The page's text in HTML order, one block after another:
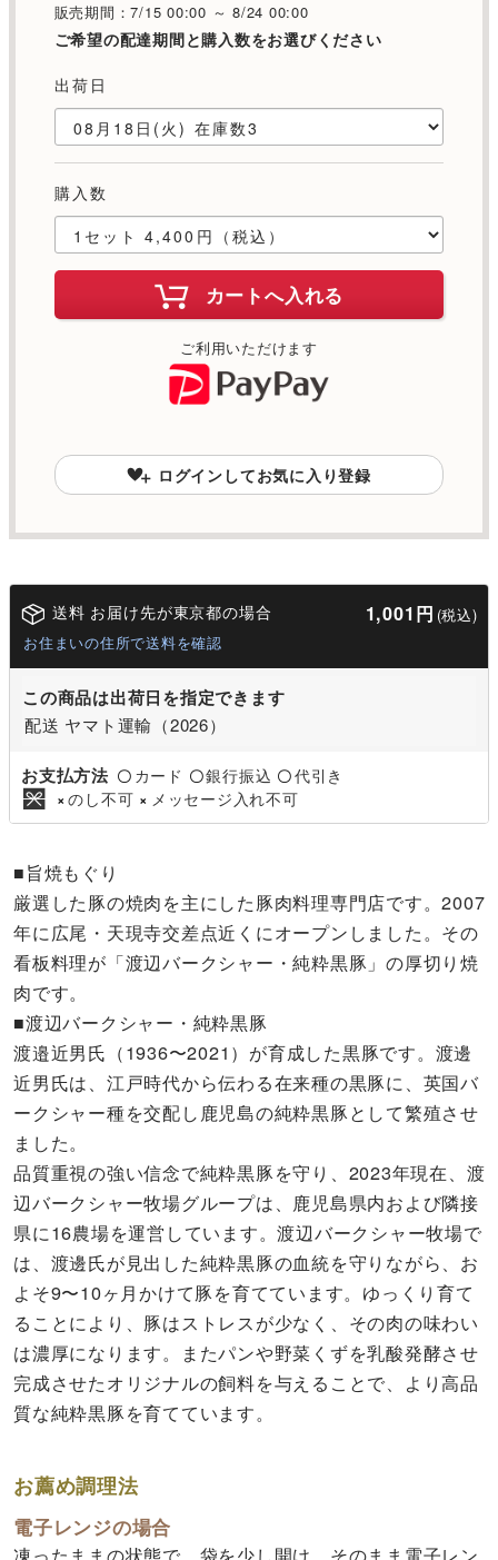
販売期間：7/15 00:00 ～ 8/24 00:00
ご希望の配達期間と購入数をお選びください
出荷日
購入数
カートへ入れる
ご利用いただけます
ログインしてお気に入り登録
送料 お届け先が東京都の場合 1,001円 (税込)
お住まいの住所で送料を確認
この商品は出荷日を指定できます
配送 ヤマト運輸（2026）
お支払方法 〇 カード 〇銀行振込 〇代引き
× のし不可 × メッセージ入れ不可
■旨焼もぐり
厳選した豚の焼肉を主にした豚肉料理専門店です。2007
年に広尾・天現寺交差点近くにオープンしました。その
看板料理が「渡辺バークシャー・純粋黒豚」の厚切り焼
肉です。
■渡辺バークシャー・純粋黒豚
渡邉近男氏（1936〜2021）が育成した黒豚です。渡邊
近男氏は、江戸時代から伝わる在来種の黒豚に、英国バ
ークシャー種を交配し鹿児島の純粋黒豚として繁殖させ
ました。
品質重視の強い信念で純粋黒豚を守り、2023年現在、渡
辺バークシャー牧場グループは、鹿児島県内および隣接
県に16農場を運営しています。渡辺バークシャー牧場で
は、渡邊氏が見出した純粋黒豚の血統を守りながら、お
よそ9〜10ヶ月かけて豚を育てています。ゆっくり育て
ることにより、豚はストレスが少なく、その肉の味わい
は濃厚になります。またパンや野菜くずを乳酸発酵させ
完成させたオリジナルの飼料を与えることで、より高品
質な純粋黒豚を育てています。
お薦め調理法
電子レンジの場合
凍ったままの状態で、袋を少し開け、そのまま電子レン